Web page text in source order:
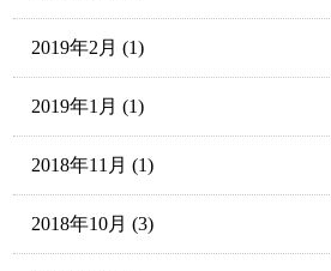
2019年2月 (1)
2019年1月 (1)
2018年11月 (1)
2018年10月 (3)